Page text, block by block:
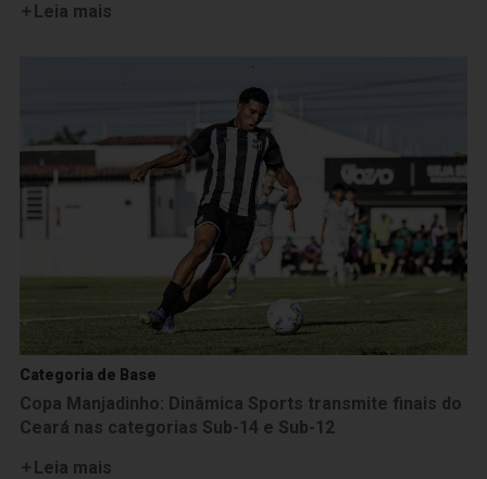
Leia mais
Categoria de Base
Copa Manjadinho: Dinâmica Sports transmite finais do
Ceará nas categorias Sub-14 e Sub-12
Leia mais